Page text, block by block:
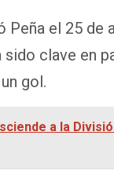
Peña el 25 de
sido clave en
gol.
a la